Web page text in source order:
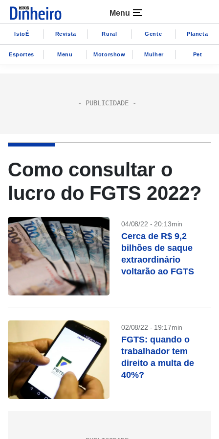
Menu
IstoÉ Revista Rural Gente Planeta
Esportes Menu Motorshow Mulher Pet
Como consultar o
lucro do FGTS 2022?
04/08/22 - 20:13min
Cerca de R$ 9,2
bilhões de saque
extraordinário
voltarão ao FGTS
02/08/22 - 19:17min
FGTS: quando o
trabalhador tem
direito a multa de
40%?